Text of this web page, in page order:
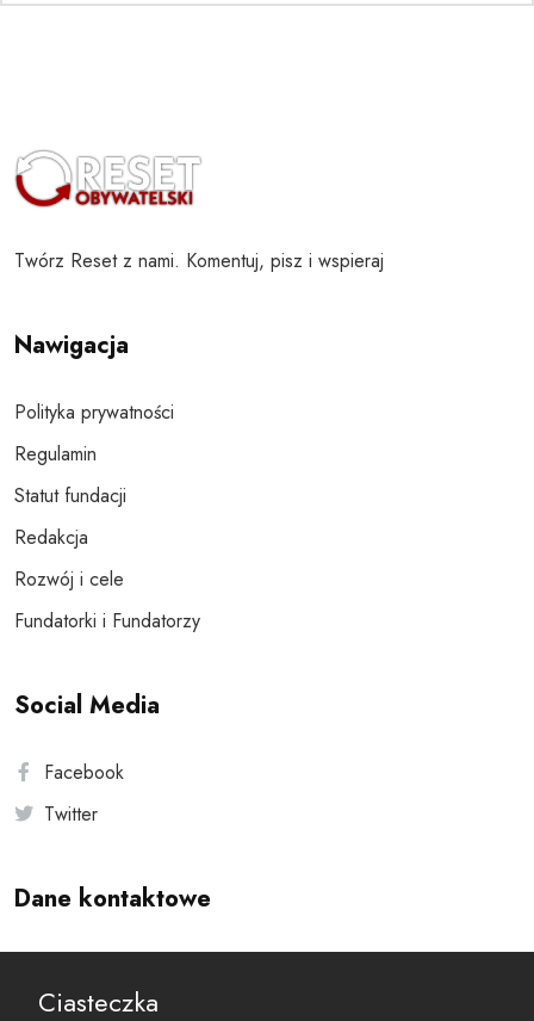
Twórz Reset z nami. Komentuj, pisz i wspieraj
Nawigacja
Polityka prywatności
Regulamin
Statut fundacji
Redakcja
Rozwój i cele
Fundatorki i Fundatorzy
Social Media
Facebook
Twitter
Dane kontaktowe
reset@resetobywatelski.pl
Ciasteczka